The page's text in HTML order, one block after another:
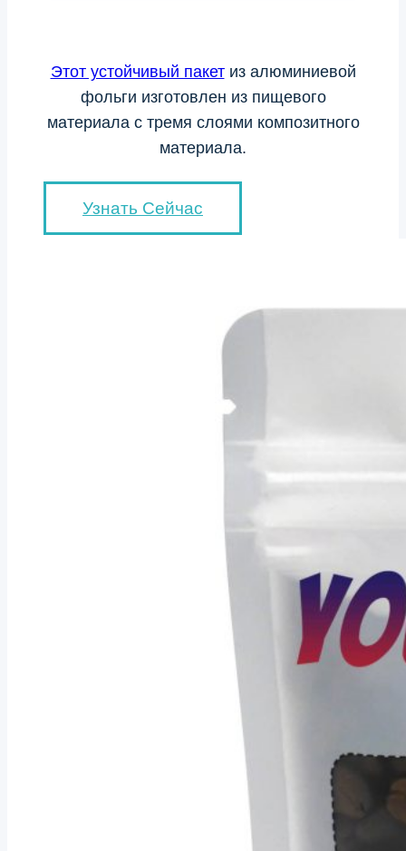
Этот устойчивый пакетиз алюминиевой
фольги изготовлен из пищевого
материала с тремя слоями композитного
материала.
Узнать Сейчас